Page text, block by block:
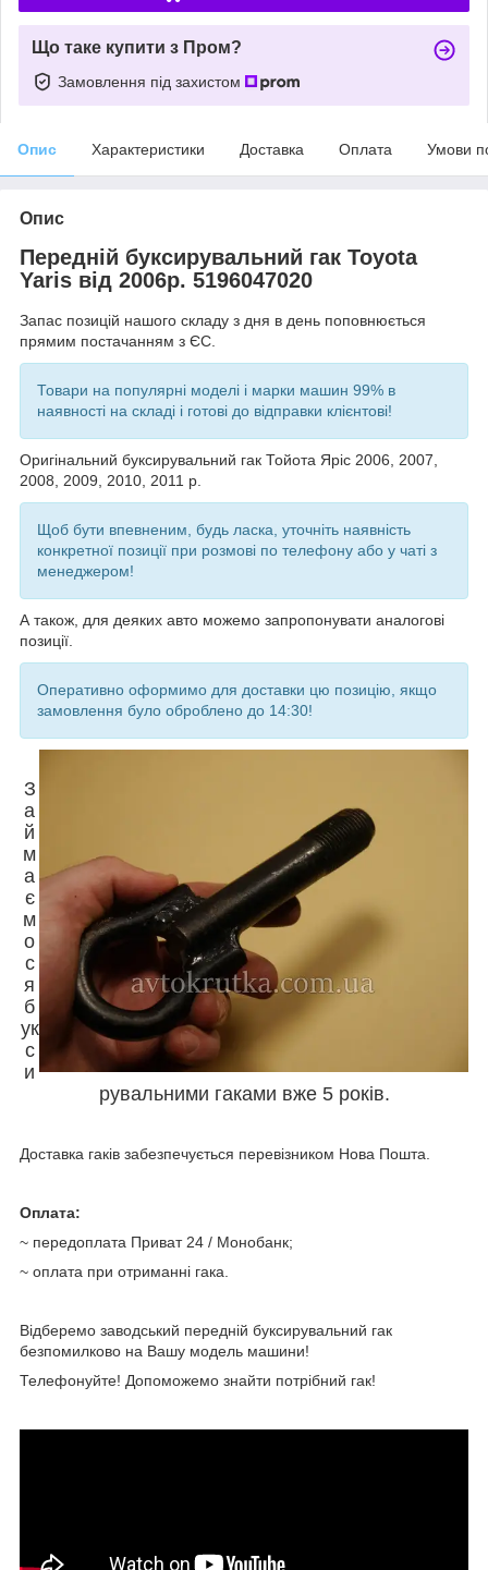
Що таке купити з Пром?
Замовлення під захистом
Опис Характеристики Доставка Оплата Умови
Опис
Передній буксирувальний гак Toyota
Yaris від 2006р. 5196047020
Запас позицій нашого складу з дня в день поповнюється
прямим постачанням з ЄС.
Товари на популярні моделі і марки машин 99% в
наявності на складі і готові до відправки клієнтові!
Оригінальний буксирувальний гак Тойота Яріс 2006, 2007,
2008, 2009, 2010, 2011 р.
Щоб бути впевненим, будь ласка, уточніть наявність
конкретної позиції при розмові по телефону або у чаті з
менеджером!
А також, для деяких авто можемо запропонувати аналогові
позиції.
Оперативно оформимо для доставки цю позицію, якщо
замовлення було оброблено до 14:30!
З
а
й
м
а
є
м
о
с
я
б
ук
с
и
рувальними гаками вже 5 років.
Доставка гаків забезпечується перевізником Нова Пошта.
Оплата:
~ передоплата Приват 24 / Монобанк;
~ оплата при отриманні гака.
Відберемо заводський передній буксирувальний гак
безпомилково на Вашу модель машини!
Телефонуйте! Допоможемо знайти потрібний гак!